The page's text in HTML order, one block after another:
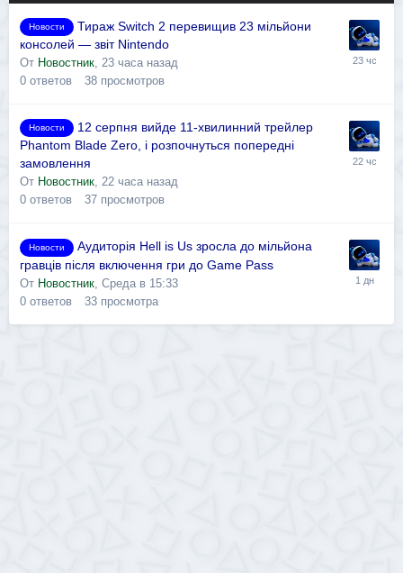
Новости
Тираж Switch 2 перевищив 23 мільйони
консолей — звіт Nintendo
От Новостник 23 часа назад
0 ответов 38 просмотров
Новости
12 серпня вийде 11-хвилинний трейлер
Phantom Blade Zero, і розпочнуться попередні
замовлення
От Новостник, 22 часа назад
0 ответов 37 просмотров
Новости
Аудиторія Hell is Us зросла до мільйона
гравців після включення гри до Game Pass
От Новостник Среда в 15:33
0 ответов 33 просмотра